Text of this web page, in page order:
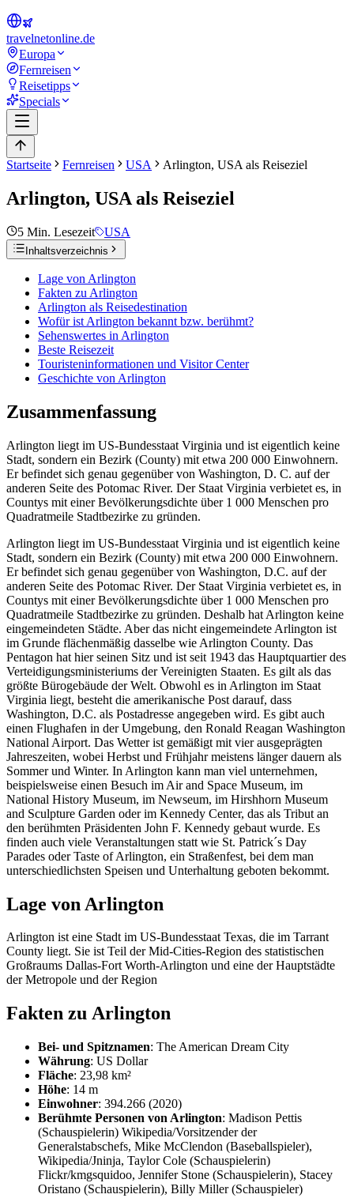
travelnetonline.de
Europa
Fernreisen
Reisetipps
Specials
Startseite Fernreisen USA Arlington, USA als Reiseziel
Arlington, USA als Reiseziel
5 Min. Lesezeit USA
Inhaltsverzeichnis
Lage von Arlington
Fakten zu Arlington
Arlington als Reisedestination
Wofür ist Arlington bekannt bzw. berühmt?
Sehenswertes in Arlington
Beste Reisezeit
Touristeninformationen und Visitor Center
Geschichte von Arlington
Zusammenfassung
Arlington liegt im US-Bundesstaat Virginia und ist eigentlich keine
Stadt, sondern ein Bezirk (County) mit etwa 200 000 Einwohnern.
Er befindet sich genau gegenüber von Washington, D. C. auf der
anderen Seite des Potomac River. Der Staat Virginia verbietet es, in
Countys mit einer Bevölkerungsdichte über 1 000 Menschen pro
Quadratmeile Stadtbezirke zu gründen.
Arlington liegt im US-Bundesstaat Virginia und ist eigentlich keine
Stadt, sondern ein Bezirk (County) mit etwa 200 000 Einwohnern.
Er befindet sich genau gegenüber von Washington, D.C. auf der
anderen Seite des Potomac River. Der Staat Virginia verbietet es, in
Countys mit einer Bevölkerungsdichte über 1 000 Menschen pro
Quadratmeile Stadtbezirke zu gründen. Deshalb hat Arlington keine
eingemeindeten Städte. Aber das nicht eingemeindete Arlington ist
im Grunde flächenmäßig dasselbe wie Arlington County. Das
Pentagon hat hier seinen Sitz und ist seit 1943 das Hauptquartier des
Verteidigungsministeriums der Vereinigten Staaten. Es gilt als das
größte Bürogebäude der Welt. Obwohl es in Arlington im Staat
Virginia liegt, besteht die amerikanische Post darauf, dass
Washington, D.C. als Postadresse angegeben wird. Es gibt auch
einen Flughafen in der Umgebung, den Ronald Reagan Washington
National Airport. Das Wetter ist gemäßigt mit vier ausgeprägten
Jahreszeiten, wobei Herbst und Frühjahr meistens länger dauern als
Sommer und Winter. In Arlington kann man viel unternehmen,
beispielsweise einen Besuch im Air and Space Museum, im
National History Museum, im Newseum, im Hirshhorn Museum
and Sculpture Garden oder im Kennedy Center, das als Tribut an
den berühmten Präsidenten John F. Kennedy gebaut wurde. Es
finden auch viele Veranstaltungen statt wie St. Patrick´s Day
Parades oder Taste of Arlington, ein Straßenfest, bei dem man
unterschiedlichsten Speisen und Unterhaltung geboten bekommt.
Lage von Arlington
Arlington ist eine Stadt im US-Bundesstaat Texas, die im Tarrant
County liegt. Sie ist Teil der Mid-Cities-Region des statistischen
Großraums Dallas-Fort Worth-Arlington und eine der Hauptstädte
der Metropole und der Region
Fakten zu Arlington
Bei- und Spitznamen: The American Dream City
Währung: US Dollar
Fläche: 23,98 km²
Höhe: 14 m
Einwohner: 394.266 (2020)
Berühmte Personen von Arlington: Madison Pettis
(Schauspielerin) Wikipedia/Vorsitzender der
Generalstabschefs, Mike McClendon (Baseballspieler),
Wikipedia/Jninja, Taylor Cole (Schauspielerin)
Flickr/kmgsquidoo, Jennifer Stone (Schauspielerin), Stacey
Oristano (Schauspielerin), Billy Miller (Schauspieler)